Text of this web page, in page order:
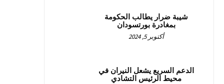
شيبة ضرار يطالب الحكومة
بمغادرة بورتسودان
أكتوبر 5, 2024
الدعم السريع يشعل النيران في
محيط الرئيس التشادي